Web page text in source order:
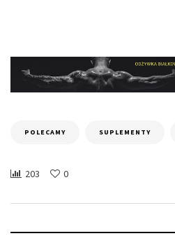
POLECAMY SUPLEMENTY
203 0